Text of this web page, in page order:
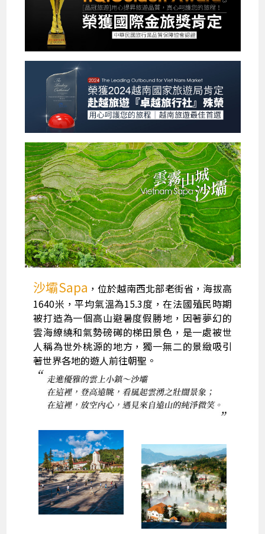
沙壩Sapa ，位於越南西北部老街省，海拔高
1640米，平均氣溫為15.3度，在法國殖民時期
被打造為一個高山避暑度假勝地，因著夢幻的
雲海繚繞和氣勢磅礡的梯田景色，是一處被世
人稱為世外桃源的地方，獨一無二的景緻吸引
著世界各地的遊人前往朝聖。